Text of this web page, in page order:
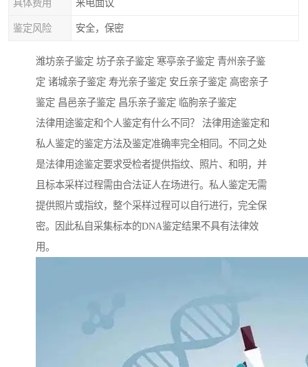
具体费用 来电面议
鉴定风险 安全，保密
潍坊亲子鉴定 坊子亲子鉴定 寒亭亲子鉴定 青州亲子鉴
定 诸城亲子鉴定 寿光亲子鉴定 安丘亲子鉴定 高密亲子
鉴定 昌邑亲子鉴定 昌乐亲子鉴定 临朐亲子鉴定
法律用途鉴定和个人鉴定有什么不同？ 法律用途鉴定和
私人鉴定的鉴定方法及鉴定准确率完全相同。不同之处
是法律用途鉴定要求受检者提供指纹、照片、和明，并
且标本采样过程需由合法证人在场进行。私人鉴定无需
提供照片或指纹，整个采样过程可以自行进行，完全保
密。因此私自采集标本的DNA鉴定结果不具有法律效
用。